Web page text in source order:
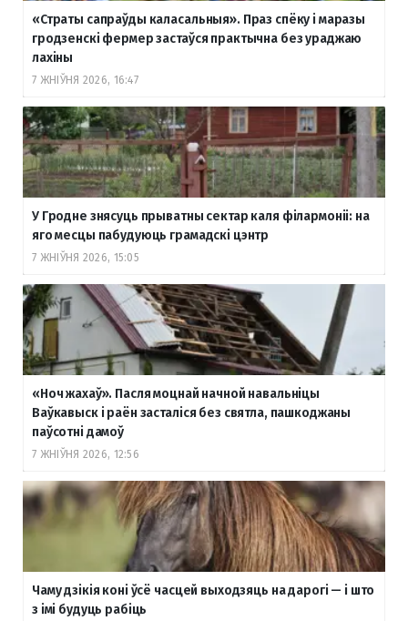
«Страты сапраўды каласальныя». Праз спёку і маразы
гродзенскі фермер застаўся практычна без ураджаю
лахіны
7 ЖНІЎНЯ 2026, 16:47
У Гродне знясуць прыватны сектар каля філармоніі: на
яго месцы пабудуюць грамадскі цэнтр
7 ЖНІЎНЯ 2026, 15:05
«Ноч жахаў». Пасля моцнай начной навальніцы
Ваўкавыск і раён засталіся без святла, пашкоджаны
паўсотні дамоў
7 ЖНІЎНЯ 2026, 12:56
Чаму дзікія коні ўсё часцей выходзяць на дарогі — і што
з імі будуць рабіць